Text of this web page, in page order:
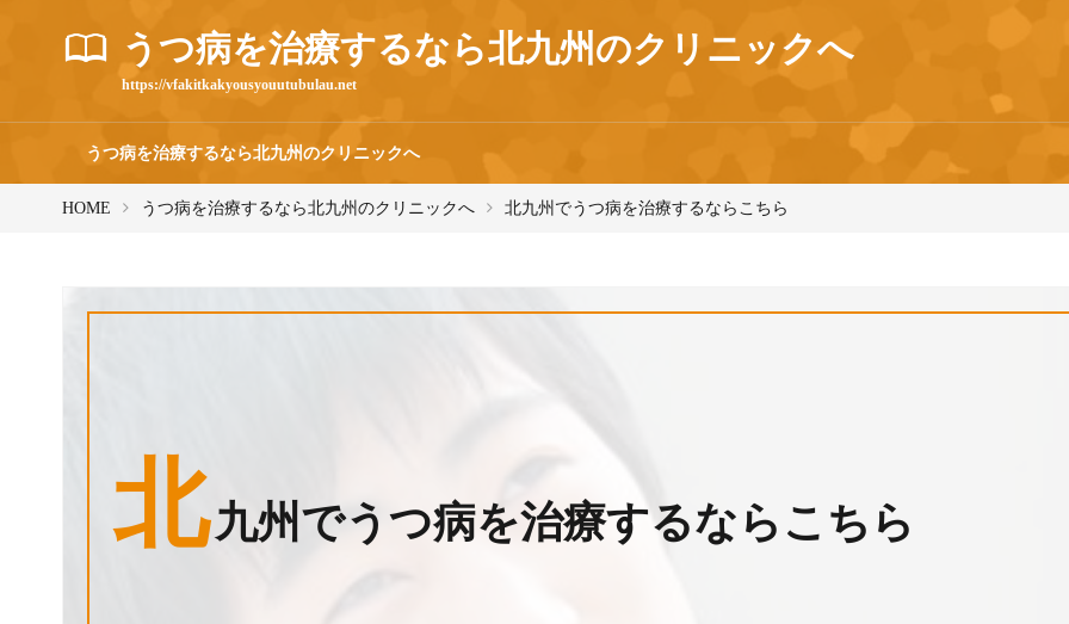
うつ病を治療するなら北九州のクリニックへ
https://vfakitkakyousyouutubulau.net
うつ病を治療するなら北九州のクリニックへ
HOME うつ病を治療するなら北九州のクリニックへ 北九州でうつ病を治療するならこちら
北九州でうつ病を治療するならこちら